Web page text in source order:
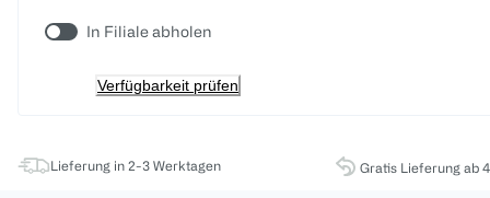
In Filiale abholen
Verfügbarkeit prüfen
Lieferung in 2-3 Werktagen Gratis Lieferung ab